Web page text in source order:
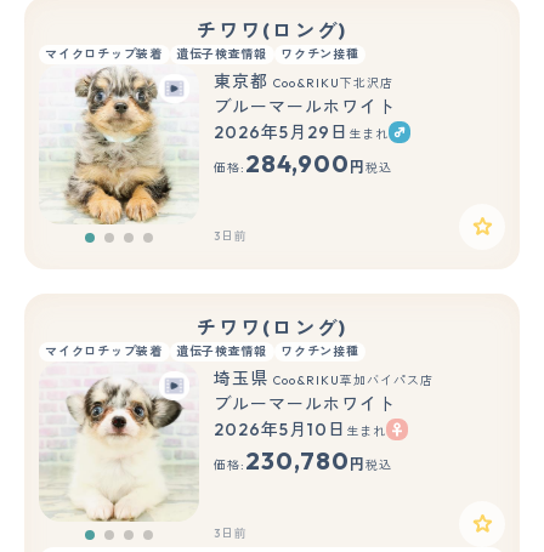
チワワ(ロング)
マイクロチップ装着 遺伝子検査情報 ワクチン接種
東京都 Coo&RIKU下北沢店
ブルーマールホワイト
2026年5月29日 生まれ
価格: 284,900 円 税込
3日前
チワワ(ロング)
マイクロチップ装着 遺伝子検査情報 ワクチン接種
埼玉県 Coo&RIKU草加バイパス店
ブルーマールホワイト
2026年5月10日 生まれ
価格: 230,780 円 税込
3日前